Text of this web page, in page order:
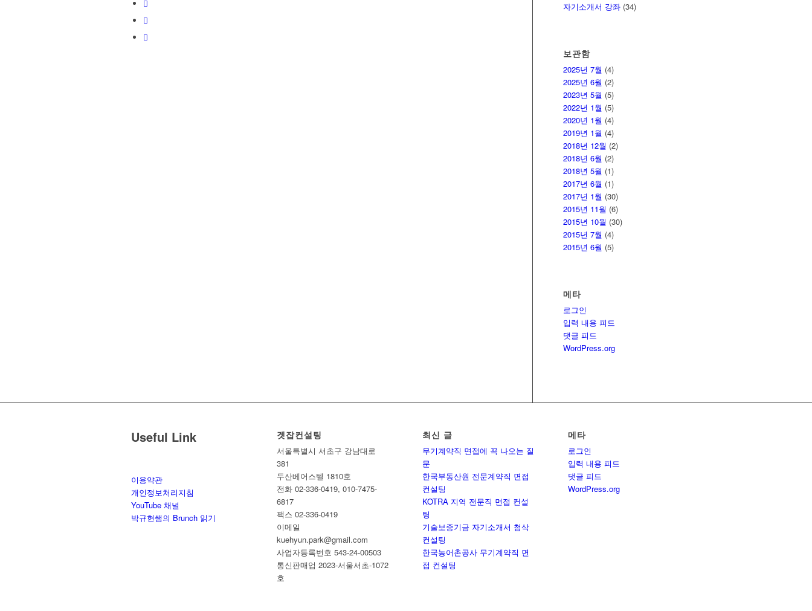
자기소개서 강좌 (34)
보관함
2025년 7월 (4)
2025년 6월 (2)
2023년 5월 (5)
2022년 1월 (5)
2020년 1월 (4)
2019년 1월 (4)
2018년 12월 (2)
2018년 6월 (2)
2018년 5월 (1)
2017년 6월 (1)
2017년 1월 (30)
2015년 11월 (6)
2015년 10월 (30)
2015년 7월 (4)
2015년 6월 (5)
메타
로그인
입력 내용 피드
댓글 피드
WordPress.org
Useful Link
이용약관
개인정보처리지침
YouTube 채널
박규현쌤의 Brunch 읽기
겟잡컨설팅
서울특별시 서초구 강남대로
381
두산베어스텔 1810호
전화 02-336-0419, 010-7475-
6817
팩스 02-336-0419
이메일
kuehyun.park@gmail.com
사업자등록번호 543-24-00503
통신판매업 2023-서울서초-1072
호
최신 글
무기계약직 면접에 꼭 나오는 질
문
한국부동산원 전문계약직 면접
컨설팅
KOTRA 지역 전문직 면접 컨설
팅
기술보증기금 자기소개서 첨삭
컨설팅
한국농어촌공사 무기계약직 면
접 컨설팅
메타
로그인
입력 내용 피드
댓글 피드
WordPress.org